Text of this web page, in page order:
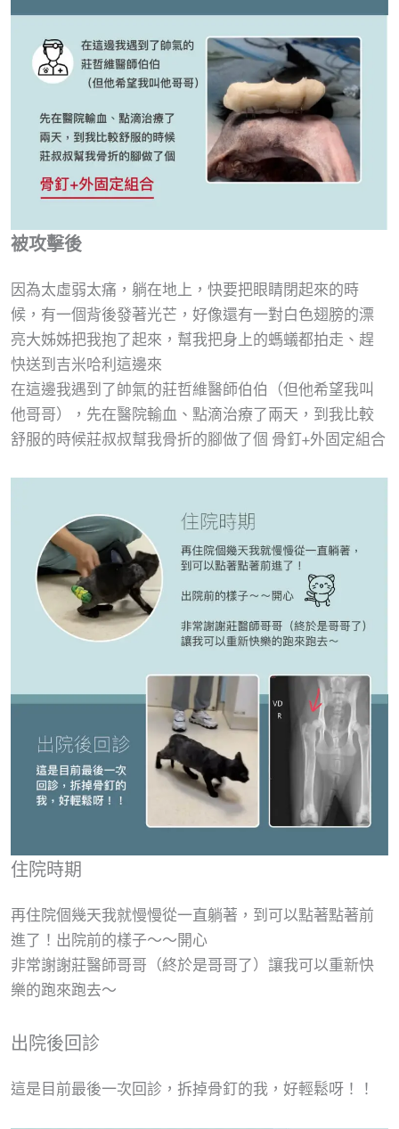
被攻擊後
因為太虛弱太痛，躺在地上，快要把眼睛閉起來的時
候，有一個背後發著光芒，好像還有一對白色翅膀的漂
亮大姊姊把我抱了起來，幫我把身上的螞蟻都拍走、趕
快送到吉米哈利這邊來
在這邊我遇到了帥氣的莊哲維醫師伯伯（但他希望我叫
他哥哥），先在醫院輸血、點滴治療了兩天，到我比較
舒服的時候莊叔叔幫我骨折的腳做了個 骨釘+外固定組合
住院時期
再住院個幾天我就慢慢從一直躺著，到可以點著點著前
進了！出院前的樣子～～開心
非常謝謝莊醫師哥哥（終於是哥哥了）讓我可以重新快
樂的跑來跑去～
出院後回診
這是目前最後一次回診，拆掉骨釘的我，好輕鬆呀！！